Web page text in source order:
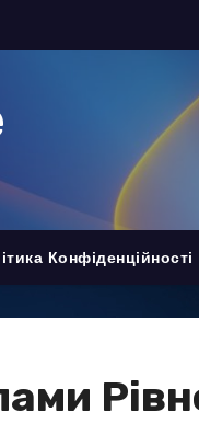
Конфіденційності